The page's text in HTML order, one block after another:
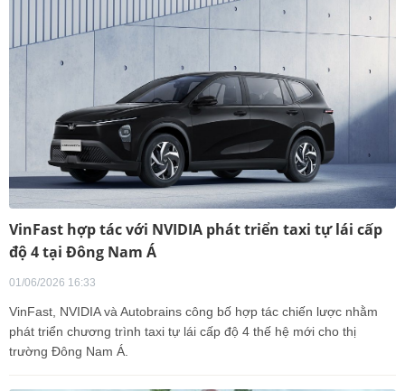
VinFast hợp tác với NVIDIA phát triển taxi tự lái cấp
độ 4 tại Đông Nam Á
01/06/2026 16:33
VinFast, NVIDIA và Autobrains công bố hợp tác chiến lược nhằm
phát triển chương trình taxi tự lái cấp độ 4 thế hệ mới cho thị
trường Đông Nam Á.